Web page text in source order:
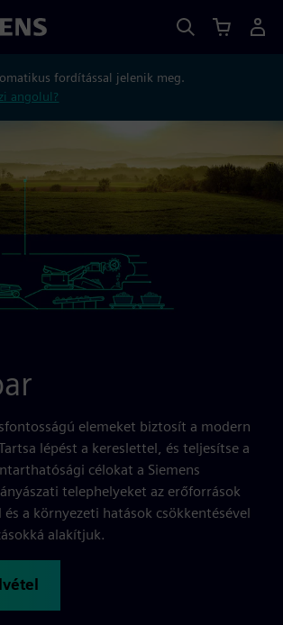
fordítással jelenik meg.
angolul?
elemeket biztosít a modern
lépést a kereslettel, és teljesítse a
célokat a Siemens
telephelyeket az erőforrások
a környezeti hatások csökkentésével
alakítjuk.